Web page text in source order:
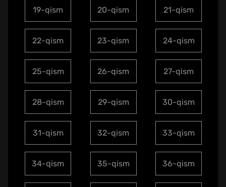
19-qism 20-qism 21-qism
22-qism 23-qism 24-qism
25-qism 26-qism 27-qism
28-qism 29-qism 30-qism
31-qism 32-qism 33-qism
34-qism 35-qism 36-qism